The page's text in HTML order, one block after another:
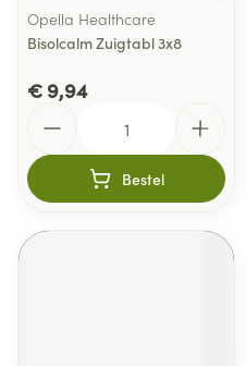
Opella Healthcare
Bisolcalm Zuigtabl 3x8
€ 9,94
Bestel